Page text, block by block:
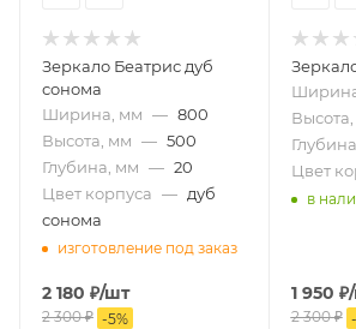
Зеркало Беатрис дуб
сонома
Ширина, мм — 800
Высота, мм — 500
Глубина, мм — 20
Цвет корпуса — дуб
сонома
изготовление под заказ
2 180 ₽/шт
2 300₽ -5%
Цвет
в
1 950 ₽
2 300₽ -